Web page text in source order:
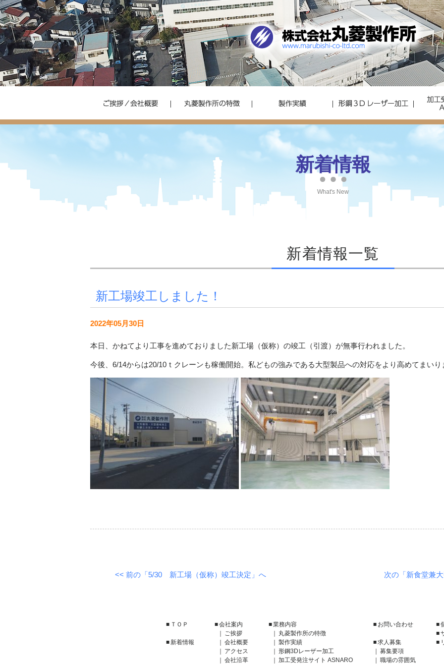
新着情報
What's New
新着情報一覧
新工場竣工しました！
2022年05月30日
本日、かねてより工事を進めておりました新工場（仮称）の竣工（引渡）が無事行われました。
今後、6/14からは20/10ｔクレーンも稼働開始。私どもの強みである大型製品への対応をより高めてまいり
<< 前の「5/30 新工場（仮称）竣工決定」へ 次の「新食堂兼
ＴＯＰ
新着情報
会社案内
ご挨拶
会社概要
アクセス
会社沿革
業務内容
丸菱製作所の特徴
製作実績
形鋼3Dレーザー加工
加工受発注サイト ASNARO
お問い合わせ
求人募集
募集要項
職場の雰囲気